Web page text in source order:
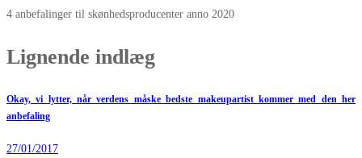
4 anbefalinger til skønhedsproducenter anno 2020
Lignende indlæg
Okay, vi lytter, når verdens måske bedste makeupartist kommer med den her
anbefaling
27/01/2017